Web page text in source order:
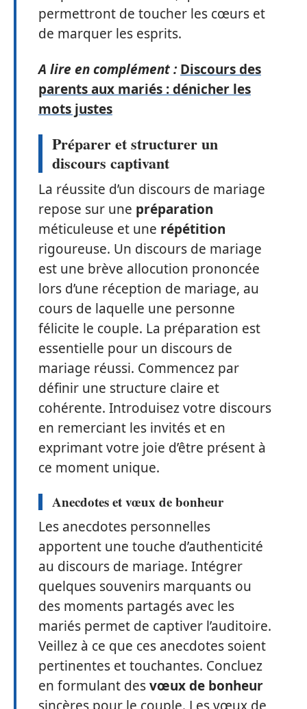
permettront de toucher les cœurs et
de marquer les esprits.
A lire en complément : Discours des
parents aux mariés : dénicher les
mots justes
Préparer et structurer un
discours captivant
La réussite d’un discours de mariage
repose sur une préparation
méticuleuse et une répétition
rigoureuse. Un discours de mariage
est une brève allocution prononcée
lors d’une réception de mariage, au
cours de laquelle une personne
félicite le couple. La préparation est
essentielle pour un discours de
mariage réussi. Commencez par
définir une structure claire et
cohérente. Introduisez votre discours
en remerciant les invités et en
exprimant votre joie d’être présent à
ce moment unique.
Anecdotes et vœux de bonheur
Les anecdotes personnelles
apportent une touche d’authenticité
au discours de mariage. Intégrer
quelques souvenirs marquants ou
des moments partagés avec les
mariés permet de captiver l’auditoire.
Veillez à ce que ces anecdotes soient
pertinentes et touchantes. Concluez
en formulant desvœux de bonheur
sincères pour le couple. Les vœux de